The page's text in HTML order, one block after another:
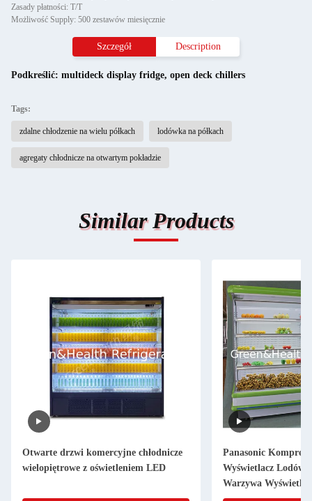
Zasady płatności: T/T
Możliwość Supply: 500 zestawów miesięcznie
Szczegół Description
Podkreślić: multideck display fridge, open deck chillers
Tags:
zdalne chłodzenie na wielu półkach lodówka na półkach
agregaty chłodnicze na otwartym pokładzie
Similar Products
Otwarte drzwi komercyjne chłodnicze
wielopiętrowe z oświetleniem LED
Panasonic
Wyświetlacz
Warzywa